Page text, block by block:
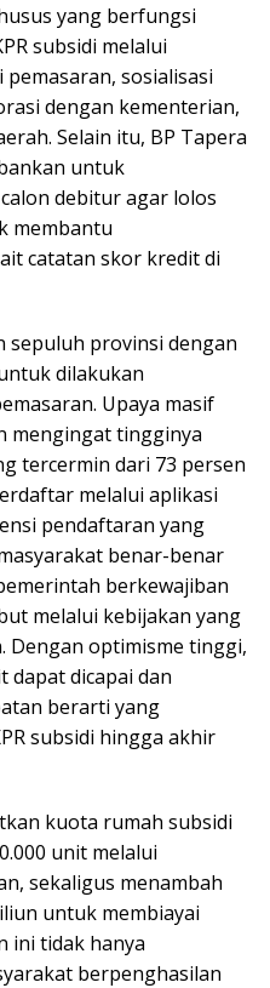
yang berfungsi
subsidi melalui
sosialisasi
dengan kementerian,
Selain itu, BP Tapera
untuk
debitur agar lolos
membantu
catatan skor kredit di
sepuluh provinsi dengan
dilakukan
Upaya masif
mengingat tingginya
tercermin dari 73 persen
melalui aplikasi
pendaftaran yang
benar-benar
berkewajiban
melalui kebijakan yang
Dengan optimisme tinggi,
dapat dicapai dan
berarti yang
subsidi hingga akhir
kuota rumah subsidi
unit melalui
sekaligus menambah
untuk membiayai
ini tidak hanya
berpenghasilan